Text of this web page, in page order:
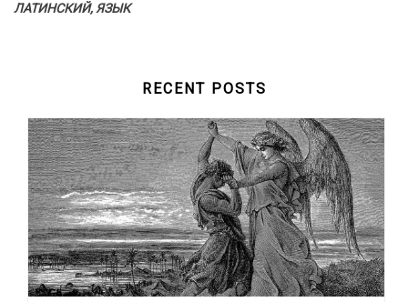
ЛАТИНСКИЙ, ЯЗЫК
RECENT POSTS